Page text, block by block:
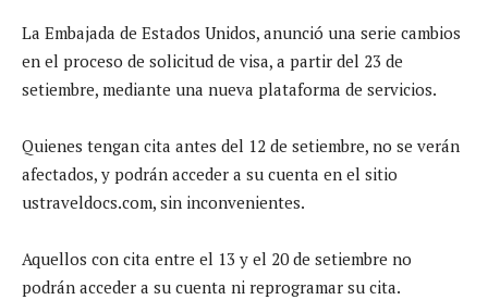
La Embajada de Estados Unidos, anunció una serie cambios
en el proceso de solicitud de visa, a partir del 23 de
setiembre, mediante una nueva plataforma de servicios.
Quienes tengan cita antes del 12 de setiembre, no se verán
afectados, y podrán acceder a su cuenta en el sitio
ustraveldocs.com, sin inconvenientes.
Aquellos con cita entre el 13 y el 20 de setiembre no
podrán acceder a su cuenta ni reprogramar su cita.